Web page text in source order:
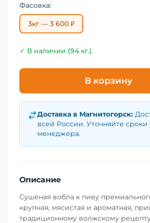
Фасовка:
3кг — 3 600 ₽
✓ В наличии (94 кг.)
В корзину
Доставка в Магнитогорск:
всей России. Уточняйте сроки
менеджера.
Описание
Сушёная вобла к пиву
крупная, мясистая и ароматная,
традиционному волжскому